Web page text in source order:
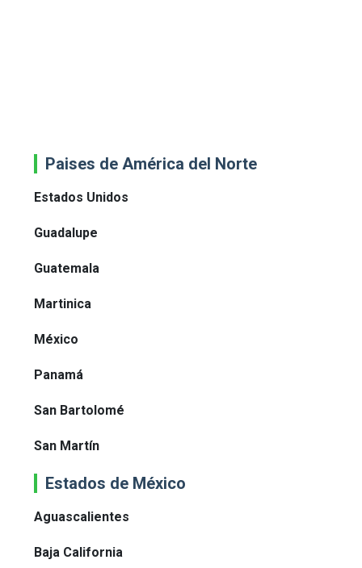
Paises de América del Norte
Estados Unidos
Guadalupe
Guatemala
Martinica
México
Panamá
San Bartolomé
San Martín
Estados de México
Aguascalientes
Baja California